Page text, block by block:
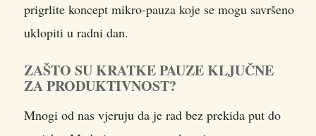
prigrlite koncept mikro-pauza koje se mogu savršeno
uklopiti u radni dan.
ZAŠTO SU KRATKE PAUZE KLJUČNE
ZA PRODUKTIVNOST?
Mnogi od nas vjeruju da je rad bez prekida put do